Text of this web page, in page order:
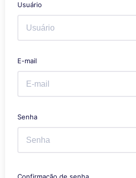
Usuário
E-mail
Senha